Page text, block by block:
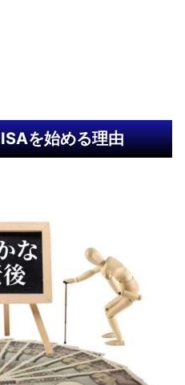
を始める理由